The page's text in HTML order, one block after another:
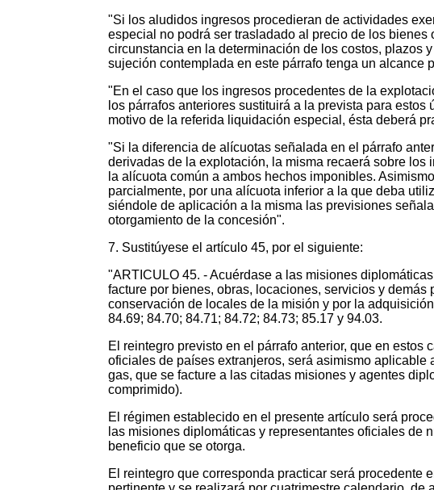
"Si los aludidos ingresos procedieran de actividades
especial no podrá ser trasladado al precio de los
circunstancia en la determinación de los costos, plazos
sujeción contemplada en este párrafo tenga un
"En el caso que los ingresos procedentes de la
los párrafos anteriores sustituirá a la prevista para
motivo de la referida liquidación especial, ésta deberá
"Si la diferencia de alícuotas señalada en el párrafo
derivadas de la explotación, la misma recaerá sobre
la alícuota común a ambos hechos imponibles.
parcialmente, por una alícuota inferior a la que deba
siéndole de aplicación a la misma las previsiones
otorgamiento de la concesión".
7. Sustitúyese el artículo 45, por el siguiente:
"ARTICULO 45. - Acuérdase a las misiones
facture por bienes, obras, locaciones, servicios y
conservación de locales de la misión y por la
84.69; 84.70; 84.71; 84.72; 84.73; 85.17 y 94.03.
El reintegro previsto en el párrafo anterior, que en
oficiales de países extranjeros, será asimismo
gas, que se facture a las citadas misiones y agentes
comprimido).
El régimen establecido en el presente artículo será
las misiones diplomáticas y representantes oficiales de
beneficio que se otorga.
El reintegro que corresponda practicar será